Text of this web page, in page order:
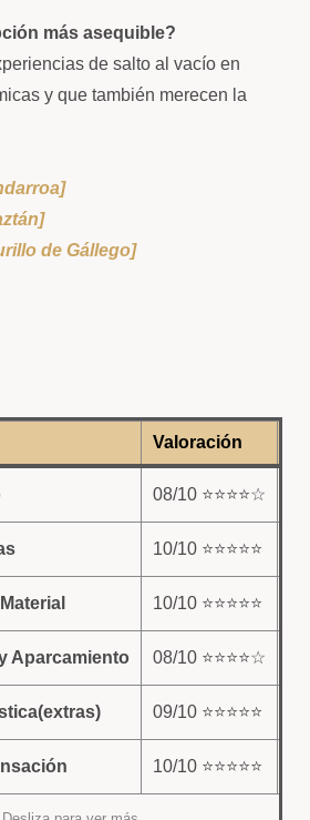
más asequible?
de salto al vacío en
y que también merecen la
de Gállego]
Valoración
08/10 ⭐⭐⭐⭐☆
10/10 ⭐⭐⭐⭐⭐
10/10 ⭐⭐⭐⭐⭐
Aparcamiento 08/10 ⭐⭐⭐⭐☆
09/10 ⭐⭐⭐⭐⭐
10/10 ⭐⭐⭐⭐⭐